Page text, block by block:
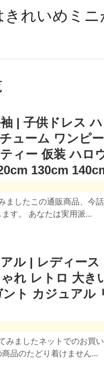
れいめミニ
| 子供ドレス
ューム ワンピ
ィー 仮装 ハロ
130cm
ましたこの通販商品、今
す。 あなたは実用派...
ル | レディー
れ レトロ 大き
ト カジュアル
みましたネットでのお買
品のたどり着けません...